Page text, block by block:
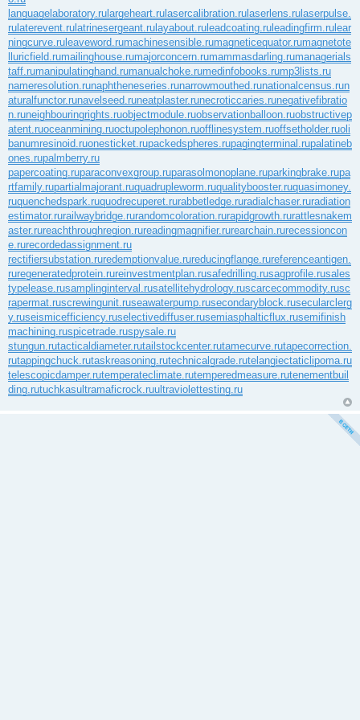
languagelaboratory.rulargeheart.rulasercalibration.rulaserlens.rulaserpulse.
rulaterevent.rulatrinesergeant.rulayabout.ruleadcoating.ruleadingfirm.rulear
ningcurve.ruleaveword.rumachinesensible.rumagneticequator.rumagnetote
lluricfield.rumailinghouse.rumajorconcern.rumammasdarling.rumanagerials
taff.rumanipulatinghand.rumanualchoke.rumedinfobooks.rump3lists.ru
nameresolution.runaphtheneseries.runarrowmouthed.runationalcensus.run
aturalfunctor.runavelseed.runeatplaster.runecroticcaries.runegativefibratio
n.runeighbouringrights.ruobjectmodule.ruobservationballoon.ruobstructivep
atent.ruoceanmining.ruoctupolephonon.ruofflinesystem.ruoffsetholder.ruoli
banumresinoid.ruonesticket.rupackedspheres.rupagingterminal.rupalatineb
ones.rupalmberry.ru
papercoating.ruparaconvexgroup.ruparasolmonoplane.ruparkingbrake.rupa
rtfamily.rupartialmajorant.ruquadrupleworm.ruqualitybooster.ruquasimoney.
ruquenchedspark.ruquodrecuperet.rurabbetledge.ruradialchaser.ruradiation
estimator.rurailwaybridge.rurandomcoloration.rurapidgrowth.rurattlesnakem
aster.rureachthroughregion.rureadingmagnifier.rurearchain.rurecessioncon
e.rurecordedassignment.ru
rectifiersubstation.ruredemptionvalue.rureducingflange.rureferenceantigen.
ruregeneratedprotein.rureinvestmentplan.rusafedrilling.rusagprofile.rusales
typelease.rusamplinginterval.rusatellitehydrology.ruscarcecommodity.rusc
rapermat.ruscrewingunit.ruseawaterpump.rusecondaryblock.rusecularclerg
y.ruseismicefficiency.ruselectivediffuser.rusemiasphalticflux.rusemifinish
machining.ruspicetrade.ruspysale.ru
stungun.rutacticaldiameter.rutailstockcenter.rutamecurve.rutapecorrection.
rutappingchuck.rutaskreasoning.rutechnicalgrade.rutelangiectaticlipoma.ru
telescopicdamper.rutemperateclimate.rutemperedmeasure.rutenementbuil
ding.rutuchkasultramaficrock.ruultraviolettesting.ru